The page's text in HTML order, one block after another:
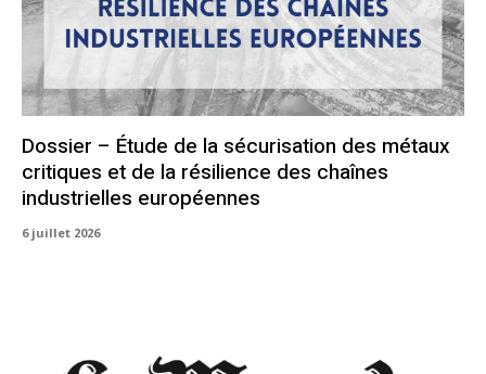
Dossier – Étude de la sécurisation des métaux
critiques et de la résilience des chaînes
industrielles européennes
6 juillet 2026